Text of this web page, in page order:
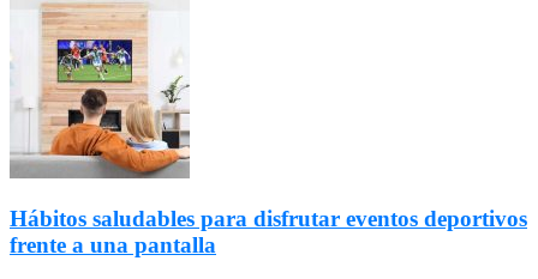
Hábitos saludables para disfrutar eventos deportivos
frente a una pantalla